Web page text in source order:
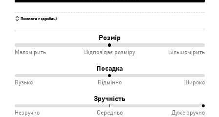
Показати подробиці
Розмір
50%
Маломірить
розміру
Маломірить Відповідає розміру Більшомірить
Посадка
50%
Вузько
Вузько Відмінно Широко
Зручність
100%
Незручно Середньо Дуже зручно